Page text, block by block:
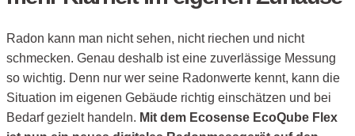
Radon kann man nicht sehen, nicht riechen und nicht
schmecken. Genau deshalb ist eine zuverlässige Messung
so wichtig. Denn nur wer seine Radonwerte kennt, kann die
Situation im eigenen Gebäude richtig einschätzen und bei
Bedarf gezielt handeln. Mit dem Ecosense EcoQube Flex